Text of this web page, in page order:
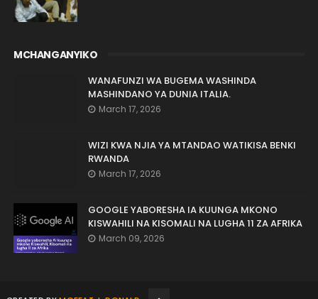
MCHANGANYIKO
WANAFUNZI WA BUGEMA WASHINDA
MASHINDANO YA DUNIA ITALIA.
March 17, 2026
WIZI KWA NJIA YA MTANDAO WATIKISA BENKI
RWANDA
March 17, 2026
GOOGLE YABORESHA IA KUUNGA MKONO
KISWAHILI NA KISOMALI NA LUGHA 11 ZA AFRIKA
March 09, 2026